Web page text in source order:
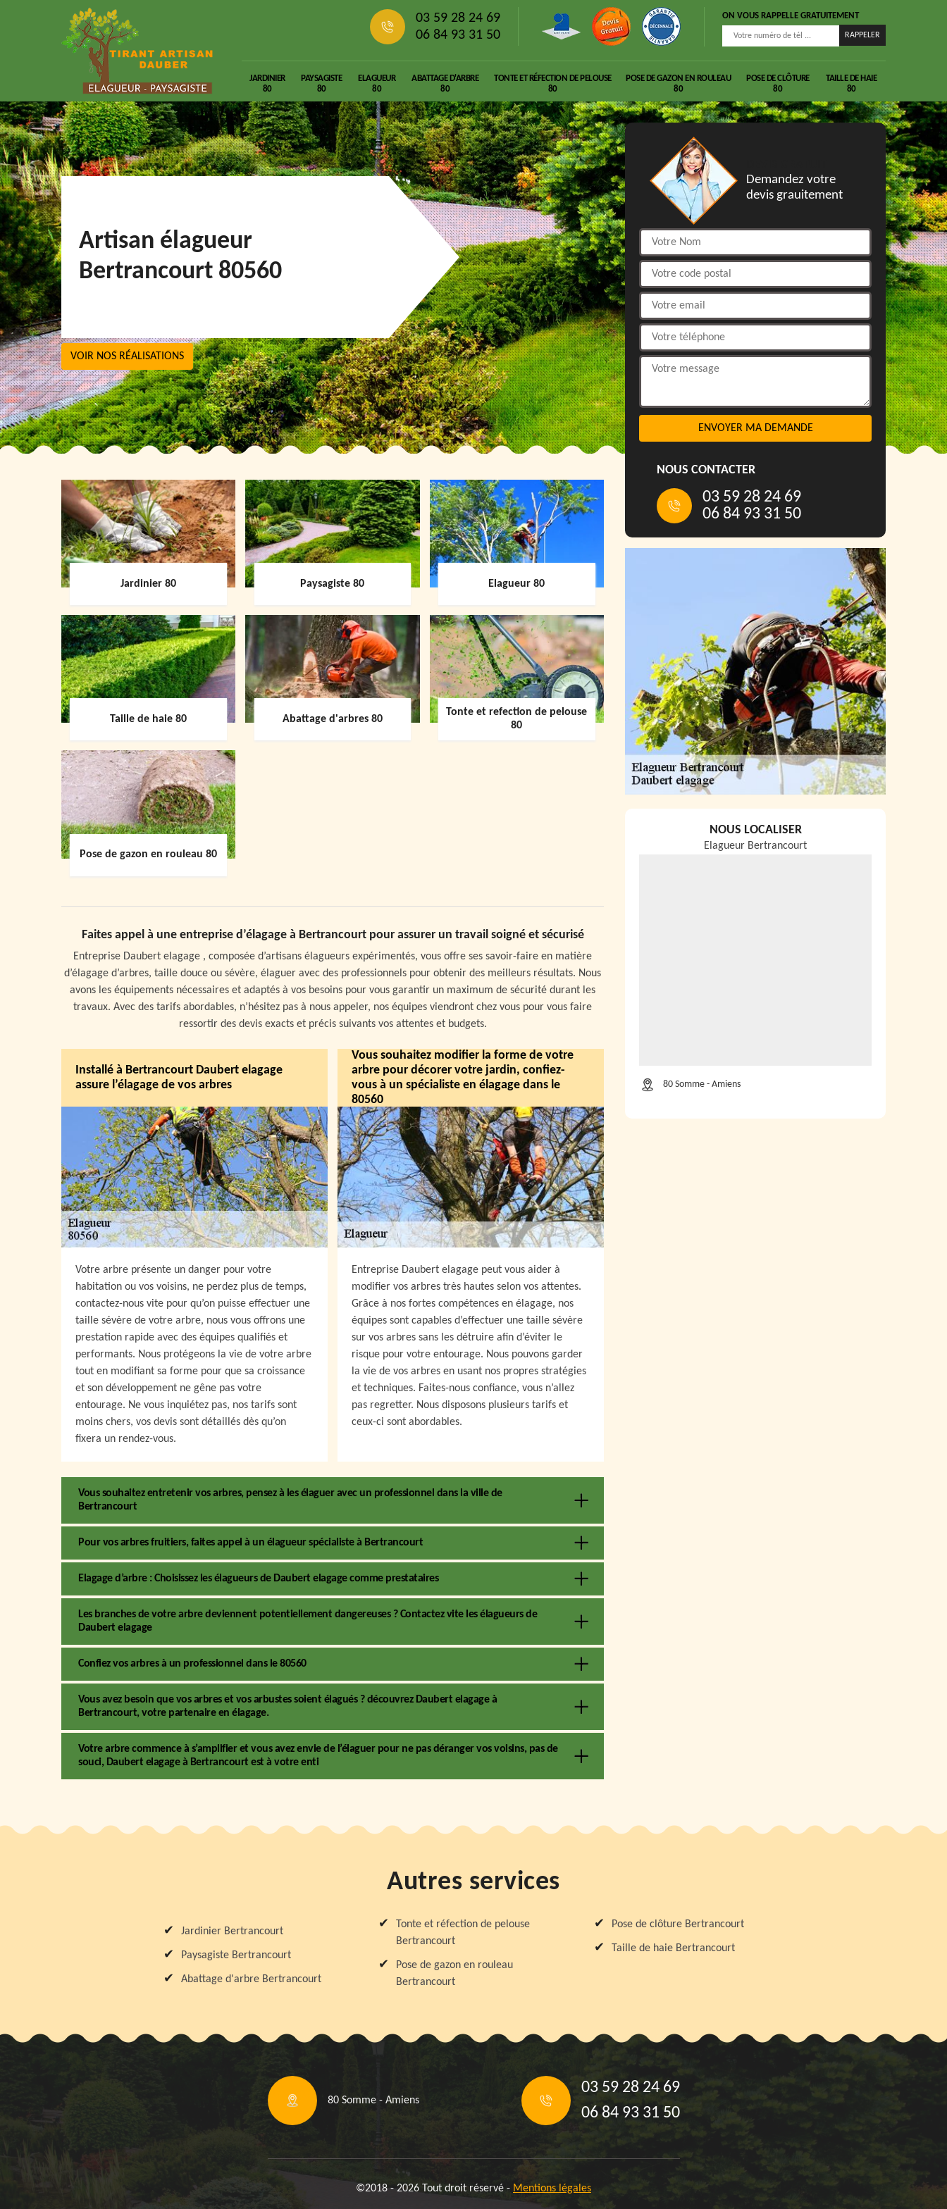
03 59 28 24 69
06 84 93 31 50
ON VOUS RAPPELLE GRATUITEMENT
JARDINIER
80
PAYSAGISTE
80
ELAGUEUR
80
ABATTAGE D'ARBRE
80
TONTE ET RÉFECTION DE PELOUSE
80
POSE DE GAZON EN ROULEAU
80
POSE DE CLÔTURE
80
TAILLE DE HAIE
80
Artisan élagueur
Bertrancourt 80560
VOIR NOS RÉALISATIONS
Jardinier 80 Paysagiste 80 Elagueur 80
Taille de haie 80 Abattage d'arbres 80
Tonte et refection de pelouse
80
Pose de gazon en rouleau 80
Faites appel à une entreprise d’élagage à Bertrancourt pour assurer un travail soigné et sécurisé
Entreprise Daubert elagage , composée d’artisans élagueurs expérimentés, vous offre ses savoir-faire en matière
d’élagage d’arbres, taille douce ou sévère, élaguer avec des professionnels pour obtenir des meilleurs résultats. Nous
avons les équipements nécessaires et adaptés à vos besoins pour vous garantir un maximum de sécurité durant les
travaux. Avec des tarifs abordables, n’hésitez pas à nous appeler, nos équipes viendront chez vous pour vous faire
ressortir des devis exacts et précis suivants vos attentes et budgets.
Installé à Bertrancourt Daubert elagage
assure l’élagage de vos arbres
Votre arbre présente un danger pour votre
habitation ou vos voisins, ne perdez plus de temps,
contactez-nous vite pour qu’on puisse effectuer une
taille sévère de votre arbre, nous vous offrons une
prestation rapide avec des équipes qualifiés et
performants. Nous protégeons la vie de votre arbre
tout en modifiant sa forme pour que sa croissance
et son développement ne gêne pas votre
entourage. Ne vous inquiétez pas, nos tarifs sont
moins chers, vos devis sont détaillés dès qu’on
fixera un rendez-vous.
Vous souhaitez modifier la forme de votre
arbre pour décorer votre jardin, confiez-
vous à un spécialiste en élagage dans le
80560
Entreprise Daubert elagage peut vous aider à
modifier vos arbres très hautes selon vos attentes.
Grâce à nos fortes compétences en élagage, nos
équipes sont capables d’effectuer une taille sévère
sur vos arbres sans les détruire afin d’éviter le
risque pour votre entourage. Nous pouvons garder
la vie de vos arbres en usant nos propres stratégies
et techniques. Faites-nous confiance, vous n’allez
pas regretter. Nous disposons plusieurs tarifs et
ceux-ci sont abordables.
Vous souhaitez entretenir vos arbres, pensez à les élaguer avec un professionnel dans la ville de
Bertrancourt
Pour vos arbres fruitiers, faites appel à un élagueur spécialiste à Bertrancourt
Elagage d’arbre : Choisissez les élagueurs de Daubert elagage comme prestataires
Les branches de votre arbre deviennent potentiellement dangereuses ? Contactez vite les élagueurs de
Daubert elagage
Confiez vos arbres à un professionnel dans le 80560
Vous avez besoin que vos arbres et vos arbustes soient élagués ? découvrez Daubert elagage à
Bertrancourt, votre partenaire en élagage.
Votre arbre commence à s’amplifier et vous avez envie de l’élaguer pour ne pas déranger vos voisins, pas de
souci, Daubert elagage à Bertrancourt est à votre enti
Demandez votre
devis grauitement
NOUS CONTACTER
03 59 28 24 69
06 84 93 31 50
NOUS LOCALISER
Elagueur Bertrancourt
80 Somme - Amiens
Autres services
Jardinier Bertrancourt
Paysagiste Bertrancourt
Abattage d'arbre Bertrancourt
Tonte et réfection de pelouse
Bertrancourt
Pose de gazon en rouleau
Bertrancourt
Pose de clôture Bertrancourt
Taille de haie Bertrancourt
80 Somme - Amiens
03 59 28 24 69
06 84 93 31 50
©2018 - 2026 Tout droit réservé - Mentions légales